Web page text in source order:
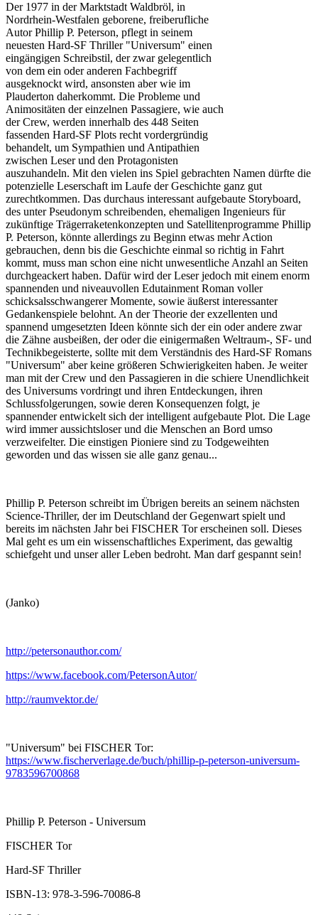
Der 1977 in der Marktstadt Waldbröl, in
Nordrhein-Westfalen geborene, freiberufliche
Autor Phillip P. Peterson, pflegt in seinem
neuesten Hard-SF Thriller "Universum" einen
eingängigen Schreibstil, der zwar gelegentlich
von dem ein oder anderen Fachbegriff
ausgeknockt wird, ansonsten aber wie im
Plauderton daherkommt. Die Probleme und
Animositäten der einzelnen Passagiere, wie auch
der Crew, werden innerhalb des 448 Seiten
fassenden Hard-SF Plots recht vordergründig
behandelt, um Sympathien und Antipathien
zwischen Leser und den Protagonisten
auszuhandeln. Mit den vielen ins Spiel gebrachten Namen dürfte die
potenzielle Leserschaft im Laufe der Geschichte ganz gut
zurechtkommen. Das durchaus interessant aufgebaute Storyboard,
des unter Pseudonym schreibenden, ehemaligen Ingenieurs für
zukünftige Trägerraketenkonzepten und Satellitenprogramme Phillip
P. Peterson, könnte allerdings zu Beginn etwas mehr Action
gebrauchen, denn bis die Geschichte einmal so richtig in Fahrt
kommt, muss man schon eine nicht unwesentliche Anzahl an Seiten
durchgeackert haben. Dafür wird der Leser jedoch mit einem enorm
spannenden und niveauvollen Edutainment Roman voller
schicksalsschwangerer Momente, sowie äußerst interessanter
Gedankenspiele belohnt. An der Theorie der exzellenten und
spannend umgesetzten Ideen könnte sich der ein oder andere zwar
die Zähne ausbeißen, der oder die einigermaßen Weltraum-, SF- und
Technikbegeisterte, sollte mit dem Verständnis des Hard-SF Romans
"Universum" aber keine größeren Schwierigkeiten haben. Je weiter
man mit der Crew und den Passagieren in die schiere Unendlichkeit
des Universums vordringt und ihren Entdeckungen, ihren
Schlussfolgerungen, sowie deren Konsequenzen folgt, je
spannender entwickelt sich der intelligent aufgebaute Plot. Die Lage
wird immer aussichtsloser und die Menschen an Bord umso
verzweifelter. Die einstigen Pioniere sind zu Todgeweihten
geworden und das wissen sie alle ganz genau...
Phillip P. Peterson schreibt im Übrigen bereits an seinem nächsten
Science-Thriller, der im Deutschland der Gegenwart spielt und
bereits im nächsten Jahr bei FISCHER Tor erscheinen soll. Dieses
Mal geht es um ein wissenschaftliches Experiment, das gewaltig
schiefgeht und unser aller Leben bedroht. Man darf gespannt sein!
(Janko)
http://petersonauthor.com/
https://www.facebook.com/PetersonAutor/
http://raumvektor.de/
"Universum" bei FISCHER Tor:
https://www.fischerverlage.de/buch/phillip-p-peterson-universum-
9783596700868
Phillip P. Peterson - Universum
FISCHER Tor
Hard-SF Thriller
ISBN-13: 978-3-596-70086-8